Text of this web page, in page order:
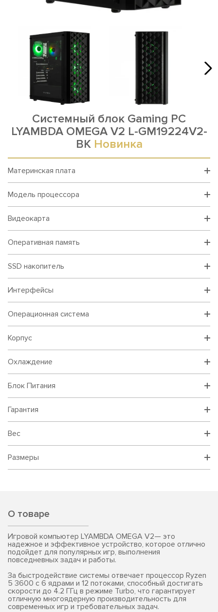
Системный блок Gaming PC
LYAMBDA OMEGA V2 L-GM19224V2-
BK Новинка
Материнская плата
Модель процессора
Видеокарта
Оперативная память
SSD накопитель
Интерфейсы
Операционная система
Корпус
Охлаждение
Блок Питания
Гарантия
Вес
Размеры
О товаре
Игровой компьютер LYAMBDA OMEGA V2— это
надежное и эффективное устройство, которое отлично
подойдет для популярных игр, выполнения
повседневных задач и работы.
За быстродействие системы отвечает процессор Ryzen
5 3600 с 6 ядрами и 12 потоками, способный достигать
скорости до 4.2 ГГц в режиме Turbo, что гарантирует
отличную многоядерную производительность для
современных игр и требовательных задач.